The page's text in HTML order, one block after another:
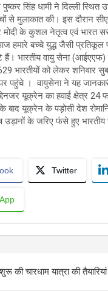
पुष्कर सिंह धामी ने दिल्ली स्थित
से मुलाकात की। इस दौरान
मोदी के कुशल नेतृत्व एवं भारत
हमारे बच्चे युद्ध जैसी प्रतिकूल
भारतीय वायु सेना (आईएएफ)
भारतीयों को लेकर शनिवार
पहुंचे । वायुसेना ने यह
यूक्रेन का हवाई क्षेत्र 24
बाद यूक्रेन के पड़ोसी देश
के जरिए फंसे हुए भारतीय
Twitter
की चारधाम यात्रा की तैयारियां